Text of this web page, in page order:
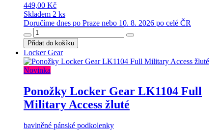
449,00 Kč
Skladem 2 ks
Doručíme dnes po Praze nebo 10. 8. 2026 po celé ČR
Přidat do košíku
Locker Gear
Novinka
Ponožky Locker Gear LK1104 Full
Military Access žluté
bavlněné pánské podkolenky